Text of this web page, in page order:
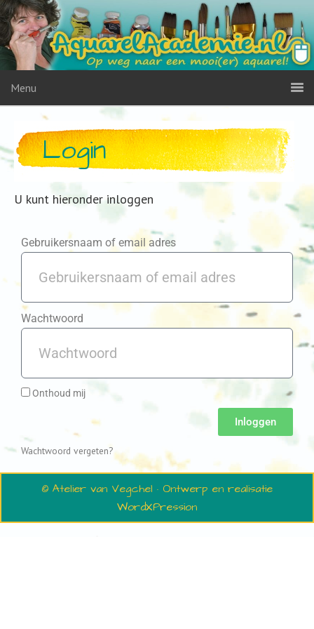
Menu
Login
U kunt hieronder inloggen
Gebruikersnaam of email adres
Wachtwoord
Onthoud mij
Inloggen
Wachtwoord vergeten?
© Atelier van Vegchel · Ontwerp en realisatie
WordXPression